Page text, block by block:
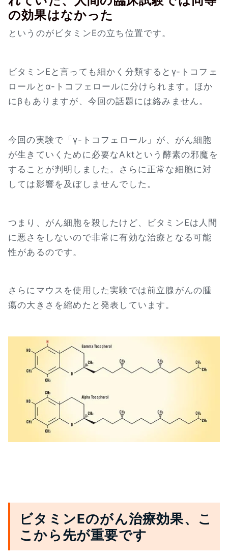
の効果はなかった
というのがビタミンEの立ち位置です。
ビタミンEと言っても細かく分類するとγ-トコフェ
ロールとα-トコフェロールに分けられます。ほか
にβもありますが、今回の話題には絡みません。
今回の実験で「γ-トコフェロール」が、がん細胞
が生きていくために必要なAktという酵素の邪魔を
することが判明しました。さらに正常な細胞に対
しては影響を及ぼしませんでした。
つまり、がん細胞を殺したけど、ビタミンEは人間
に悪さをしないので非常に有効な治療となる可能
性があるのです。
さらにマウスを使用した実験では前立腺がんの腫
瘍の大きさを縮めたと発表しています。
ビタミンEのがん治療効果、こ
こから先が重要です